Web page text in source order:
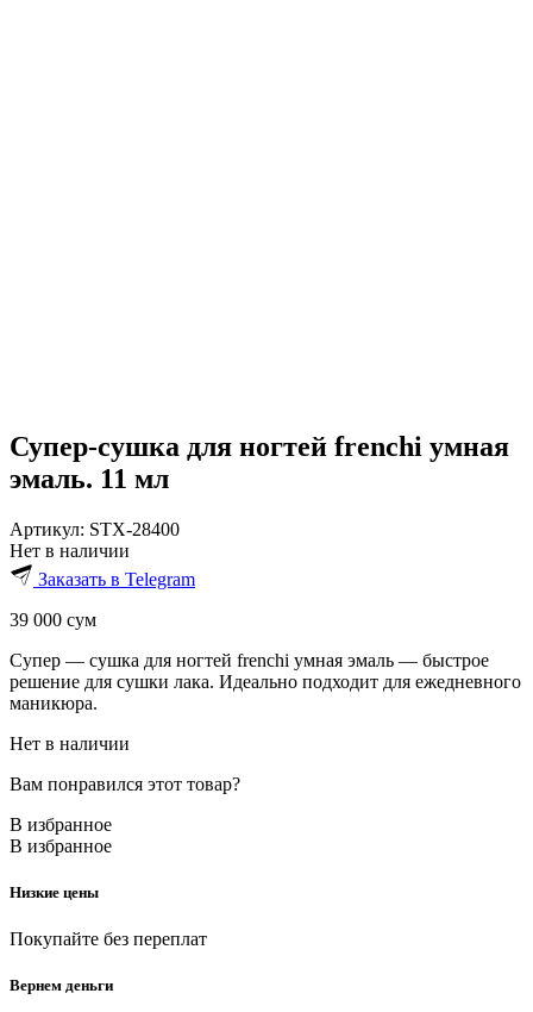
Супер-сушка для ногтей frenchi умная
эмаль. 11 мл
Артикул: STX-28400
Нет в наличии
Заказать в Telegram
39 000 сум
Супер — сушка для ногтей frenchi умная эмаль — быстрое
решение для сушки лака. Идеально подходит для ежедневного
маникюра.
Нет в наличии
Вам понравился этот товар?
В избранное
В избранное
Низкие цены
Покупайте без переплат
Вернем деньги